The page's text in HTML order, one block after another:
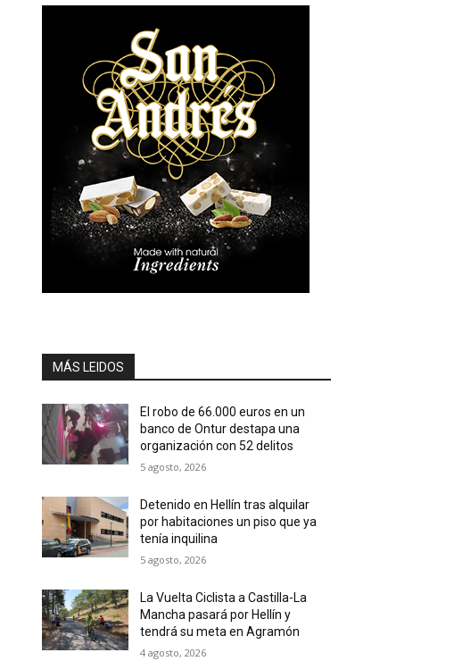
MÁS LEIDOS
El robo de 66.000 euros en un
banco de Ontur destapa una
organización con 52 delitos
5 agosto, 2026
Detenido en Hellín tras alquilar
por habitaciones un piso que ya
tenía inquilina
5 agosto, 2026
La Vuelta Ciclista a Castilla-La
Mancha pasará por Hellín y
tendrá su meta en Agramón
4 agosto, 2026